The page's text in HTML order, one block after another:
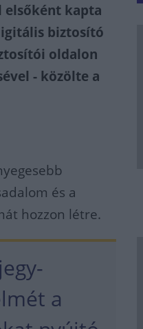
elsőként kapta
biztosító
oldalon
- közölte a
és a
hozzon létre.
a